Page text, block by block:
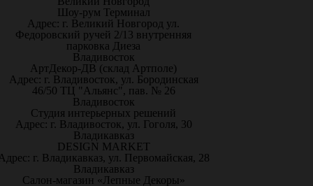
Шоу-рум Терминал
Адрес: г. Великий Новгород ул.
Федоровский ручей 2/13 внутренняя
парковка Диеза
Владивосток
АртДекор-ДВ (склад Артполе)
Адрес: г. Владивосток, ул. Бородинская
46/50 ТЦ "Альянс", пав. № 26
Владивосток
Студия интерьерных решений
Адрес: г. Владивосток, ул. Гоголя, 30
Владикавказ
DESIGN MARKET
г. Владикавказ, ул. Первомайская, 28
Владикавказ
Салон-магазин «Лепные Декоры»